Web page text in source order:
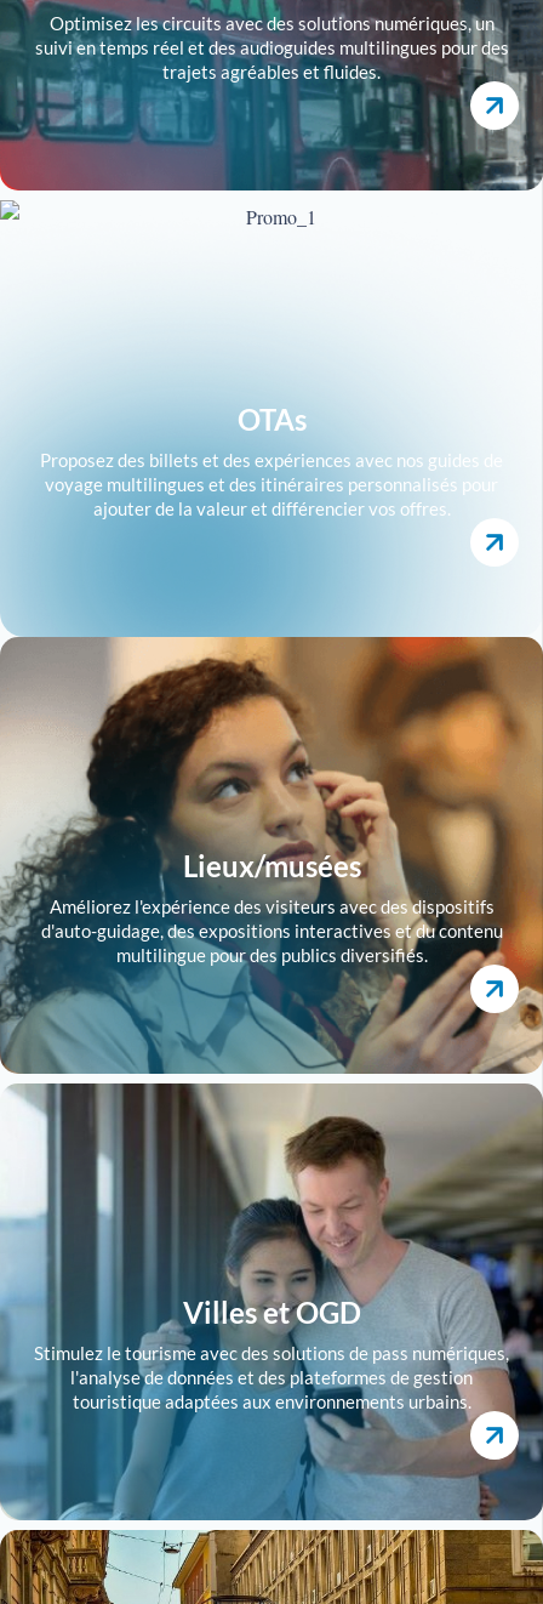
Optimisez les circuits avec des solutions numériques, un
suivi en temps réel et des audioguides multilingues pour des
trajets agréables et fluides.
OTAs
Proposez des billets et des expériences avec nos guides de
voyage multilingues et des itinéraires personnalisés pour
ajouter de la valeur et différencier vos offres.
Lieux/musées
Améliorez l'expérience des visiteurs avec des dispositifs
d'auto-guidage, des expositions interactives et du contenu
multilingue pour des publics diversifiés.
Villes et OGD
Stimulez le tourisme avec des solutions de pass numériques,
l'analyse de données et des plateformes de gestion
touristique adaptées aux environnements urbains.